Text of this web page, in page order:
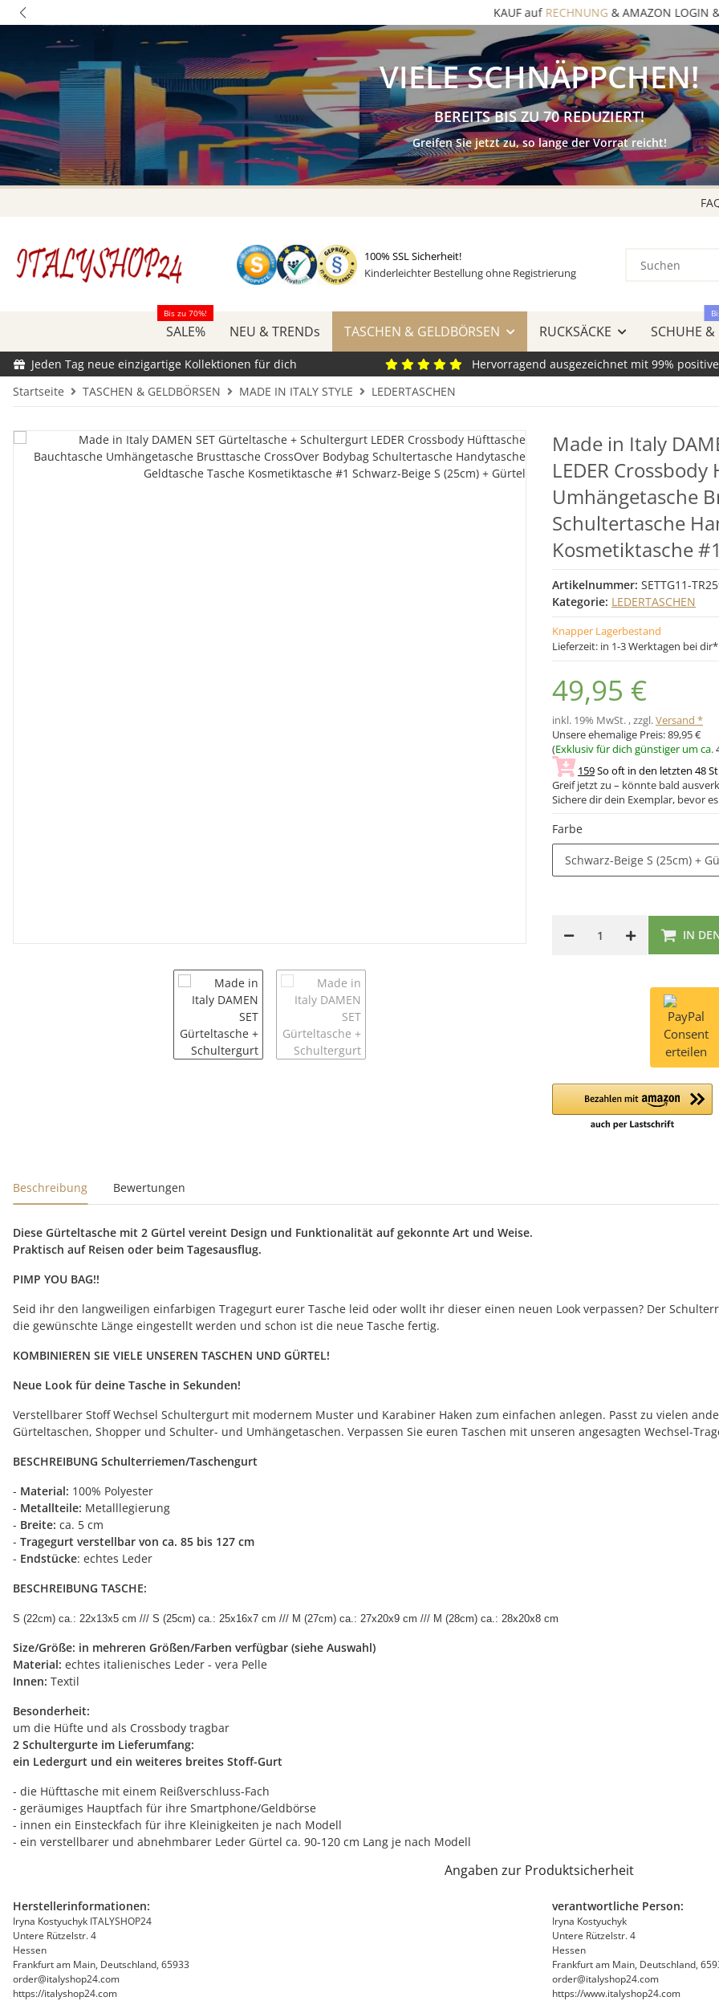
RECHNUNG& AMAZON LOGIN & PAY
VIELE SCHNÄPPCHEN!
BEREITS BIS ZU 70 REDUZIERT!
Greifen Sie jetzt zu, so lange der Vorrat reicht!
100% SSL Sicherheit!
Kinderleichter Bestellung ohne Registrierung
SALE%
Bis zu 70%!
NEU & TRENDs TASCHEN & GELDBÖRSEN RUCKSÄCKE SCHUHE &
Jeden Tag neue einzigartige Kollektionen für dich
Hervorragend ausgezeichnet mit 99%
Startseite
TASCHEN & GELDBÖRSEN MADE IN ITALY STYLE LEDERTASCHEN
Made in Italy
LEDER
Umhängetasche
Schultertasche
Kosmetiktasche
Artikelnummer: SETTG11-
Kategorie: LEDERTASCHEN
Knapper Lagerbestand
Lieferzeit: in 1-3 Werktagen bei
49,95 €
inkl. 19% MwSt. , zzgl.Versand *
Unsere ehemalige Preis:89,95 €
(Exklusiv für dich günstiger um ca.
159So oft in den letzten 48
Greif jetzt zu – könnte bald
Sichere dir dein Exemplar, bevor
Farbe
Schwarz-Beige S (25cm) +
IN
Consent
erteilen
Beschreibung Bewertungen
Diese Gürteltasche mit 2 Gürtel vereint Design und Funktionalität auf gekonnte Art und Weise.
Praktisch auf Reisen oder beim Tagesausflug.
PIMP YOU BAG!!
Seid ihr den langweiligen einfarbigen Tragegurt eurer Tasche leid oder wollt ihr dieser einen neuen Look verpassen? Der
die gewünschte Länge eingestellt werden und schon ist die neue Tasche fertig.
KOMBINIEREN SIE VIELE UNSEREN TASCHEN UND GÜRTEL!
Neue Look für deine Tasche in Sekunden!
Verstellbarer Stoff Wechsel Schultergurt mit modernem Muster und Karabiner Haken zum einfachen anlegen. Passt zu vielen
Gürteltaschen, Shopper und Schulter- und Umhängetaschen. Verpassen Sie euren Taschen mit unseren angesagten Wechsel-
BESCHREIBUNG Schulterriemen/Taschengurt
- Material: 100% Polyester
- Metallteile: Metalllegierung
- Breite: ca. 5 cm
- Tragegurt verstellbar von ca. 85 bis 127 cm
- Endstücke: echtes Leder
BESCHREIBUNG TASCHE:
S (22cm) ca.: 22x13x5 cm /// S (25cm) ca.: 25x16x7 cm /// M (27cm) ca.: 27x20x9 cm /// M (28cm) ca.: 28x20x8 cm
Size/Größe: in mehreren Größen/Farben verfügbar (siehe Auswahl)
Material: echtes italienisches Leder - vera Pelle
Innen: Textil
Besonderheit:
um die Hüfte und als Crossbody tragbar
2 Schultergurte im Lieferumfang:
ein Ledergurt und ein weiteres breites Stoff-Gurt
- die Hüfttasche mit einem Reißverschluss-Fach
- geräumiges Hauptfach für ihre Smartphone/Geldbörse
- innen ein Einsteckfach für ihre Kleinigkeiten je nach Modell
- ein verstellbarer und abnehmbarer Leder Gürtel ca. 90-120 cm Lang je nach Modell
Angaben zur Produktsicherheit
Herstellerinformationen:
Iryna Kostyuchyk ITALYSHOP24
Untere Rützelstr. 4
Hessen
Frankfurt am Main, Deutschland, 65933
order@italyshop24.com
https://italyshop24.com
verantwortliche Person:
Iryna Kostyuchyk
Untere Rützelstr. 4
Hessen
Frankfurt am Main, Deutschland,
order@italyshop24.com
https://www.italyshop24.com